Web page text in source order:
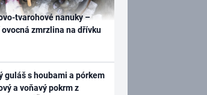
tvarohové nanuky –
zmrzlina na dřívku
guláš s houbami a pórkem
a voňavý pokrm z